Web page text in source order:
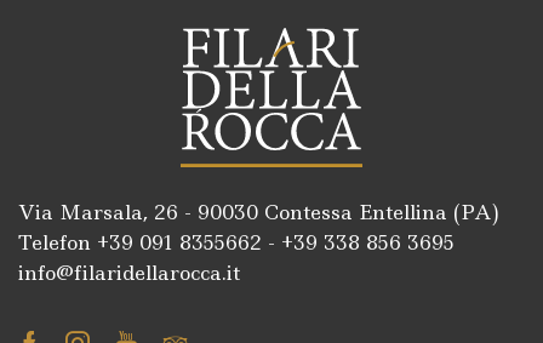
Via Marsala, 26 - 90030 Contessa Entellina (PA)
Telefon +39 091 8355662 - +39 338 856 3695
info@filaridellarocca.it